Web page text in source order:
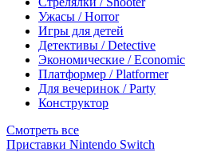
Ужасы / Horror
Игры для детей
Детективы / Detective
Экономические / Economic
Платформер / Platformer
Для вечеринок / Party
Конструктор
Смотреть все
Приставки Nintendo Switch